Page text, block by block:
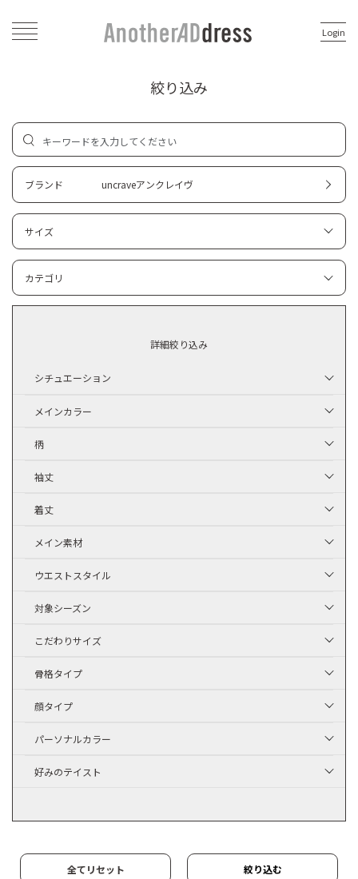
Login
絞り込み
ブランド uncraveアンクレイヴ
サイズ
カテゴリ
詳細絞り込み
シチュエーション
メインカラー
柄
袖丈
着丈
メイン素材
ウエストスタイル
対象シーズン
こだわりサイズ
骨格タイプ
顔タイプ
パーソナルカラー
好みのテイスト
全てリセット 絞り込む